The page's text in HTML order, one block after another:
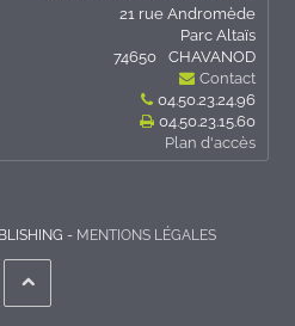
21 rue Andromède
Parc Altaïs
74650
CHAVANOD
Contact
04.50.23.24.96
04.50.23.15.60
Plan d'accès
- MENTIONS LÉGALES